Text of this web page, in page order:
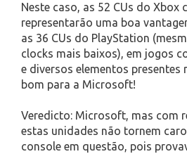
Neste caso, as 52 CUs do Xbox
representarão uma boa
as 36 CUs do PlayStation
clocks mais baixos), em jogos
e diversos elementos presentes
bom para a Microsoft!
Veredicto: Microsoft, mas com
estas unidades não tornem
console em questão, pois